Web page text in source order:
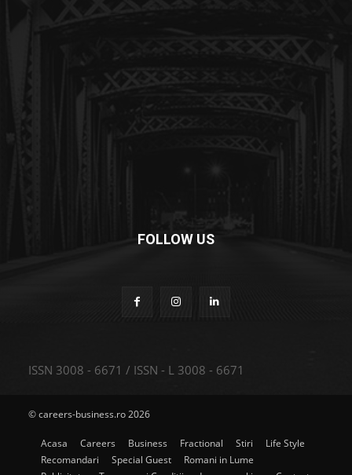
FOLLOW US
ISSN 3008 - 6671 / ISSN - L 3008 - 6671
© careers-business.ro 2026
Acasa Careers Business Fractional Stiri
Life Style
Recomandari
Special Guest
Romani in Lume